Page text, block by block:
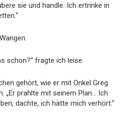
sie und handle. Ich ertrinke in
schon?“ fragte ich leise.
gehört, wie er mit Onkel Greg
„Er prahlte mit seinem Plan… Ich
dachte, ich hätte mich verhört.“